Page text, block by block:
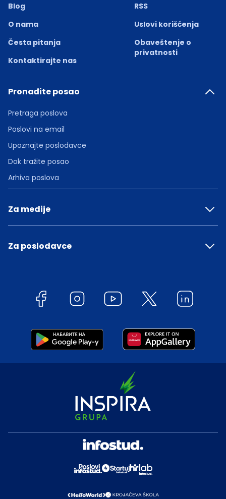
Blog
O nama
Česta pitanja
Kontaktirajte nas
RSS
Uslovi korišćenja
Obaveštenje o
privatnosti
Pronađite posao
Pretraga poslova
Poslovi na email
Upoznajte poslodavce
Dok tražite posao
Arhiva poslova
Za medije
Za poslodavce